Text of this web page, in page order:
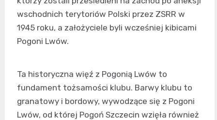
wschodnich terytoriów Polski przez ZSRR w
1945 roku, a założyciele byli wcześniej kibicami
Pogoni Lwów.
Ta historyczna więź z Pogonią Lwów to
fundament tożsamości klubu. Barwy klubu to
granatowy i bordowy, wywodzące się z Pogoni
Lwów, od której Pogoń Szczecin wzięła również